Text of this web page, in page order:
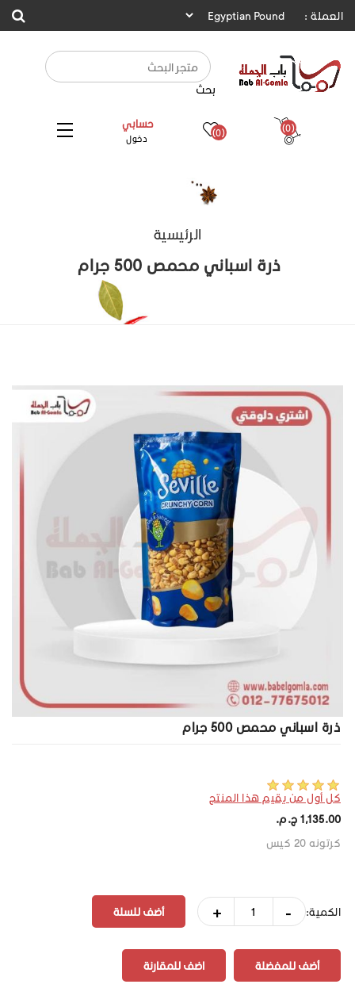
العملة :
بحث
حسابي
دخول (0) (0)
الرئيسية
ذرة اسباني محمص 500 جرام
ذرة اسباني محمص 500 جرام
كل أول من يقيم هذا المنتج
1,135.00 ج.م.‏
كرتونه 20 كيس
الكمية: -
+
أضف للمفضلة اضف للمقارنة